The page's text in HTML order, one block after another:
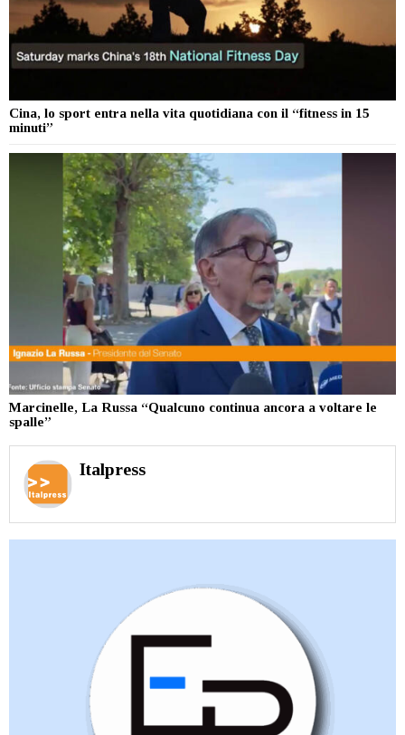
Cina, lo sport entra nella vita quotidiana con il “fitness in 15
minuti”
Marcinelle, La Russa “Qualcuno continua ancora a voltare le
spalle”
Italpress